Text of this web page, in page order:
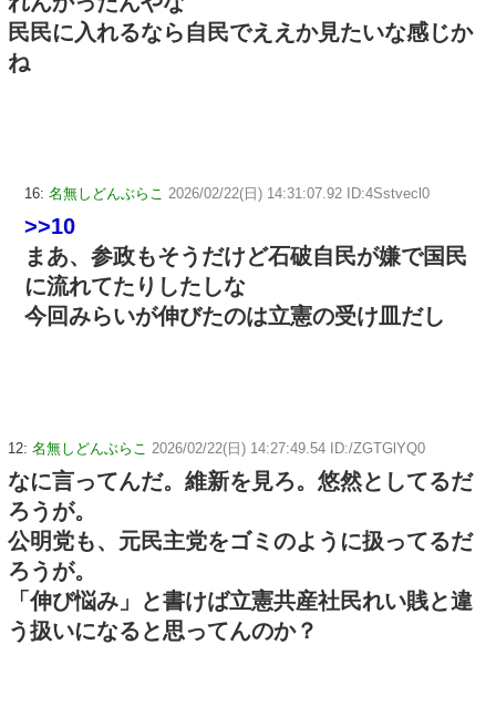
民民に入れるなら自民でええか見たいな感じか
ね
16: 名無しどんぶらこ 2026/02/22(日) 14:31:07.92 ID:4Sstvecl0
>>10
まあ、参政もそうだけど石破自民が嫌で国民
に流れてたりしたしな
今回みらいが伸びたのは立憲の受け皿だし
12: 名無しどんぶらこ 2026/02/22(日) 14:27:49.54 ID:/ZGTGlYQ0
なに言ってんだ。維新を見ろ。悠然としてるだ
ろうが。
公明党も、元民主党をゴミのように扱ってるだ
ろうが。
「伸び悩み」と書けば立憲共産社民れい賎と違
う扱いになると思ってんのか？